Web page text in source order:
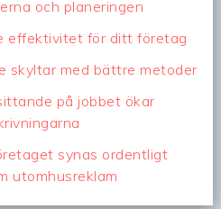
och planeringen
effektivitet för ditt företag
skyltar med bättre metoder
på jobbet ökar
synas ordentligt
utomhusreklam